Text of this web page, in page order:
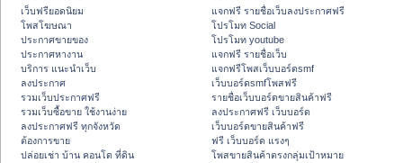
เว็บฟรียอดนิยม
โพสโฆษณา
ประกาศขายของ
ประกาศหางาน
บริการ แนะนำเว็บ
ลงประกาศ
รวมเว็บประกาศฟรี
รวมเว็บซื้อขาย ใช้งานง่าย
ลงประกาศฟรี ทุกจังหวัด
ต้องการขาย
ปล่อยเช่า บ้าน คอนโด ที่ดิน
แจกฟรี รายชื่อเว็บลงประกาศฟรี
โปรโมท Social
โปรโมท youtube
แจกฟรี รายชื่อเว็บ
แจกฟรีโพสเว็บบอร์ดsmf
เว็บบอร์ดsmfโพสฟรี
รายชื่อเว็บบอร์ดขายสินค้าฟรี
ลงประกาศฟรี เว็บบอร์ด
เว็บบอร์ดขายสินค้าฟรี
ฟรี เว็บบอร์ด แรงๆ
โพสขายสินค้าตรงกลุ่มเป้าหมาย